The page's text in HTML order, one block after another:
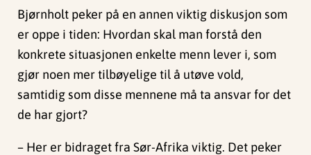
Bjørnholt peker på en annen viktig diskusjon som
er oppe i tiden: Hvordan skal man forstå den
konkrete situasjonen enkelte menn lever i, som
gjør noen mer tilbøyelige til å utøve vold,
samtidig som disse mennene må ta ansvar for det
de har gjort?
– Her er bidraget fra Sør-Afrika viktig. Det peker